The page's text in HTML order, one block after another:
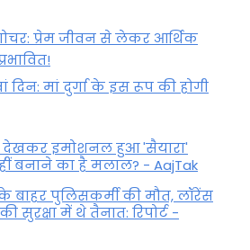
प्रेम जीवन से लेकर आर्थिक
दिन: मां दुर्गा के इस रूप की होगी
देखकर इमोशनल हुआ 'सैयारा'
बनाने का है मलाल? - AajTak
पुलिसकर्मी की मौत, लॉरेंस
सुरक्षा में थे तैनात: रिपोर्ट -